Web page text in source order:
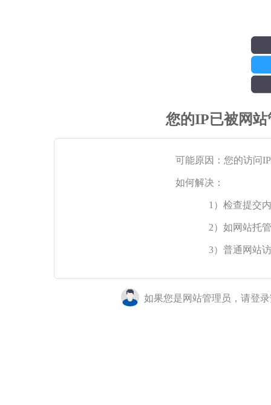
您的IP已被网
可能原因：您的访问
如何解决：
1）检查提交
2）如网站托
3）普通网站
如果您是网站管理员，请登